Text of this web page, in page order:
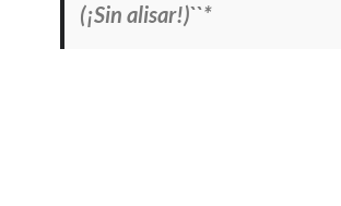
(¡Sin alisar!)``*